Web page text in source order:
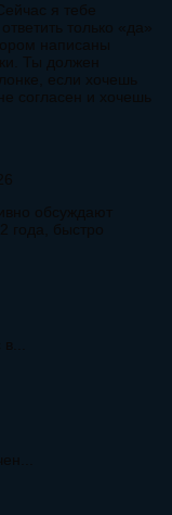
я тебе
только «да»
написаны
Ты должен
если хочешь
согласен и хочешь
обсуждают
года, быстро